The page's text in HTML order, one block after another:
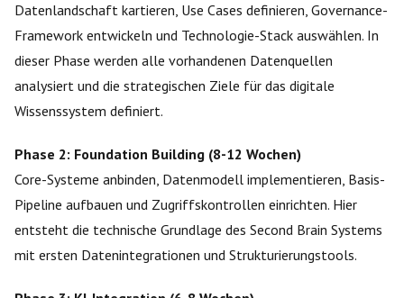
Datenlandschaft kartieren, Use Cases definieren, Governance-
Framework entwickeln und Technologie-Stack auswählen. In
dieser Phase werden alle vorhandenen Datenquellen
analysiert und die strategischen Ziele für das digitale
Wissenssystem definiert.
Phase 2: Foundation Building (8-12 Wochen)
Core-Systeme anbinden, Datenmodell implementieren, Basis-
Pipeline aufbauen und Zugriffskontrollen einrichten. Hier
entsteht die technische Grundlage des Second Brain Systems
mit ersten Datenintegrationen und Strukturierungstools.